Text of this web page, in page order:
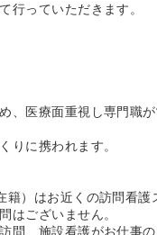
行っていただきます。
、医療面重視し専門職
りに携われます。
）はお近くの訪問看護
はございません。
問、施設看護がお仕事の